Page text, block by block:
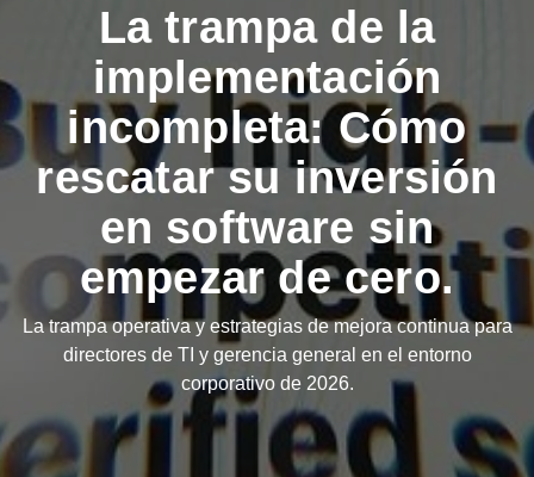
La trampa de la
implementación
incompleta: Cómo
rescatar su inversión
en software sin
empezar de cero.
La trampa operativa y estrategias de mejora continua para
directores de TI y gerencia general en el entorno
corporativo de 2026.